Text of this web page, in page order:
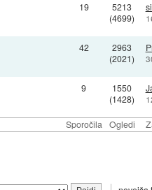
Sporočila Ogledi
19
5213
(4699)
42
2963
(2021)
9
1550
(1428)